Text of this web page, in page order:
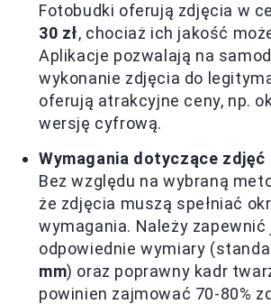
Fotobudki oferują zdjęcia w
30 zł, chociaż ich jakość
Aplikacje pozwalają na
wykonanie zdjęcia do
oferują atrakcyjne ceny, np.
wersję cyfrową.
Wymagania dotyczące
Bez względu na wybraną
że zdjęcia muszą spełniać
wymagania. Należy zapewnić
odpowiednie wymiary
mm) oraz poprawny kadr
powinien zajmować 70-80%